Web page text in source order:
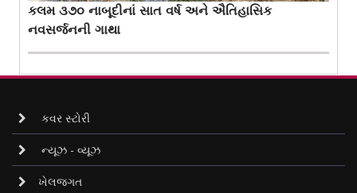
કલમ ૩૭૦ નાબૂદીનાં સાત વર્ષ અને ઐતિહાસિક
નવસર્જનની ગાથા
કવર સ્ટોરી
ન્યૂઝ - વ્યૂઝ
ખેલજગત